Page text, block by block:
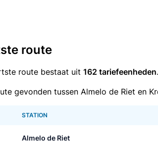
route
route bestaat uit 162 tariefeenheden.
gevonden tussen Almelo de Riet en
STATION
Almelo de Riet